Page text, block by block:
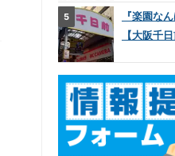
『楽園な
【大阪千